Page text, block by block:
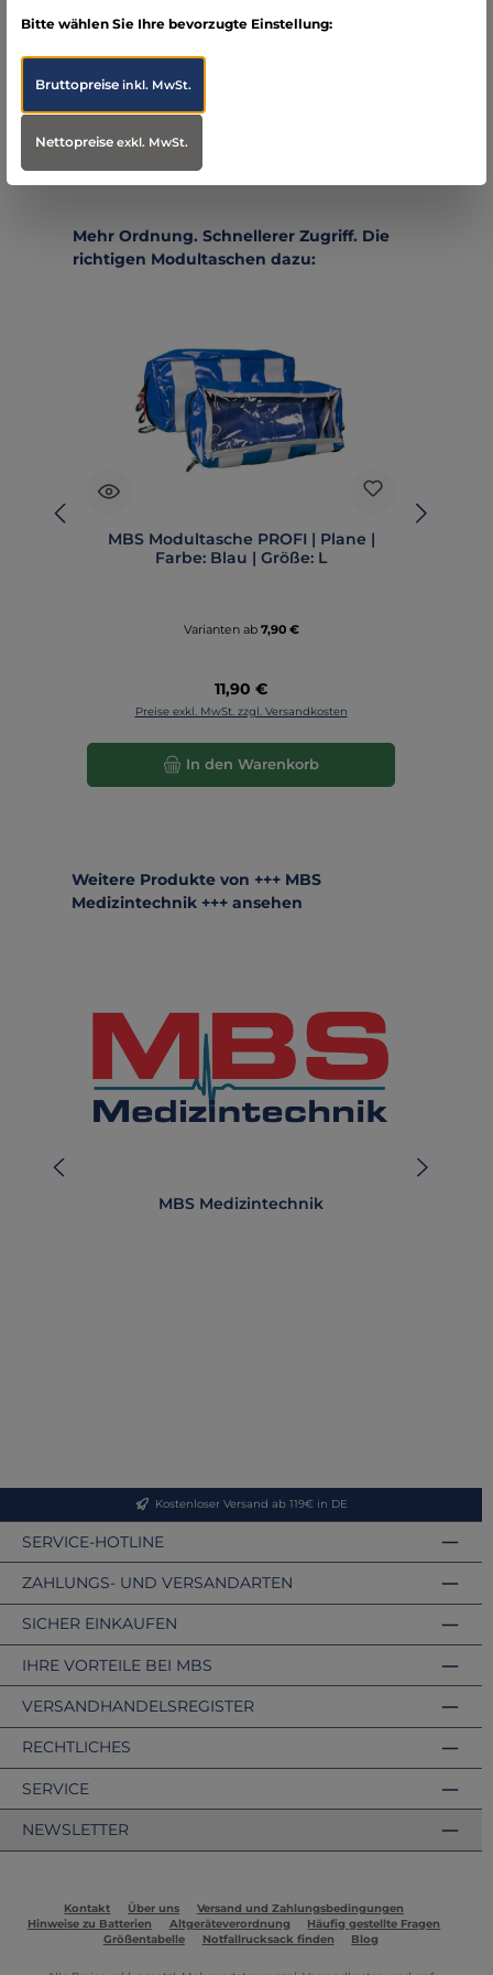
Folgende Infos zum Hersteller sind verfübar...
Produktgalerie überspringen
Mehr Ordnung. Schnellerer Zugriff. Die
richtigen Modultaschen dazu:
MBS Modultasche PROFI | Plane |
Farbe: Blau | Größe: L
Varianten ab7,90 €
Regulärer Preis:
11,90 €
Preise exkl. MwSt. zzgl. Versandkosten
In den Warenkorb
Produktgalerie überspringen
Weitere Produkte von +++ MBS
Medizintechnik +++ ansehen
MBS Medizintechnik
Kostenloser Versand ab 119€ in DE
SERVICE-HOTLINE
ZAHLUNGS- UND VERSANDARTEN
VERSANDHANDELSREGISTER
SICHER EINKAUFEN
IHRE VORTEILE BEI MBS
RECHTLICHES
SERVICE
NEWSLETTER
Kontakt Über uns
Versand und Zahlungsbedingungen
Hinweise zu Batterien
Altgeräteverordnung
Häufig gestellte Fragen
Größentabelle
Notfallrucksack finden Blog
Bitte wählen Sie Ihre bevorzugte Einstellung:
Bruttopreiseinkl. MwSt.
Nettopreiseexkl. MwSt.